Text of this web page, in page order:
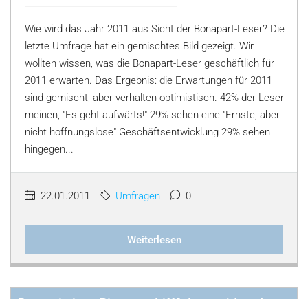
Wie wird das Jahr 2011 aus Sicht der Bonapart-Leser? Die
letzte Umfrage hat ein gemischtes Bild gezeigt. Wir
wollten wissen, was die Bonapart-Leser geschäftlich für
2011 erwarten. Das Ergebnis: die Erwartungen für 2011
sind gemischt, aber verhalten optimistisch. 42% der Leser
meinen, "Es geht aufwärts!" 29% sehen eine "Ernste, aber
nicht hoffnungslose" Geschäftsentwicklung 29% sehen
hingegen...
22.01.2011 Umfragen 0
Weiterlesen